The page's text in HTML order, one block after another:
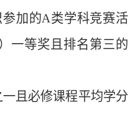
参加的A类学科竞赛活
一等奖且排名第三的
且必修课程平均学分